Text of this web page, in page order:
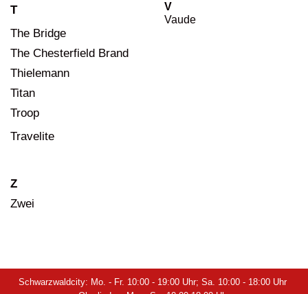
T
The Bridge
The Chesterfield Brand
Thielemann
Titan
Troop
Travelite
V
Vaude
Z
Zwei
Schwarzwaldcity: Mo. - Fr. 10:00 - 19:00 Uhr; Sa. 10:00 - 18:00 Uhr